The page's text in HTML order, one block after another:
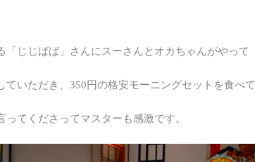
じじばば」さんにスーさんとオカちゃんがやって
いただき、350円の格安モーニングセットを食べて
てくださってマスターも感激です。